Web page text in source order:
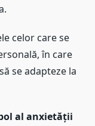
celor care se
în care
se adapteze la
al anxietății